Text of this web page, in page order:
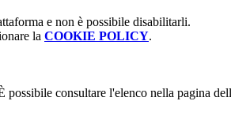
e non è possibile disabilitarli.
la COOKIE POLICY.
possibile consultare l'elenco nella pagina